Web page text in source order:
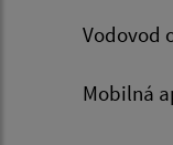
Vodovod
Mobilná